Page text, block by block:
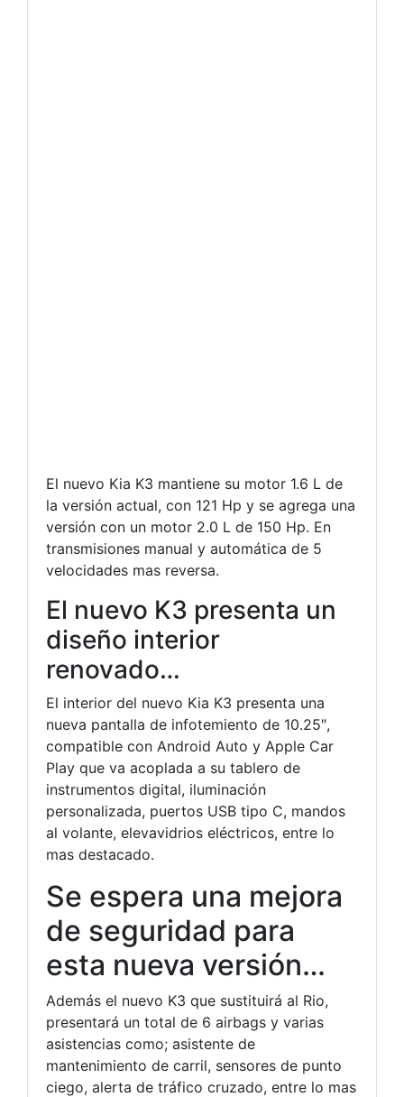
El nuevo Kia K3 mantiene su motor 1.6 L de
la versión actual, con 121 Hp y se agrega una
versión con un motor 2.0 L de 150 Hp. En
transmisiones manual y automática de 5
velocidades mas reversa.
El nuevo K3 presenta un
diseño interior
renovado…
El interior del nuevo Kia K3 presenta una
nueva pantalla de infotemiento de 10.25″,
compatible con Android Auto y Apple Car
Play que va acoplada a su tablero de
instrumentos digital, iluminación
personalizada, puertos USB tipo C, mandos
al volante, elevavidrios eléctricos, entre lo
mas destacado.
Se espera una mejora
de seguridad para
esta nueva versión…
Además el nuevo K3 que sustituirá al Rio,
presentará un total de 6 airbags y varias
asistencias como; asistente de
mantenimiento de carril, sensores de punto
ciego, alerta de tráfico cruzado, entre lo mas